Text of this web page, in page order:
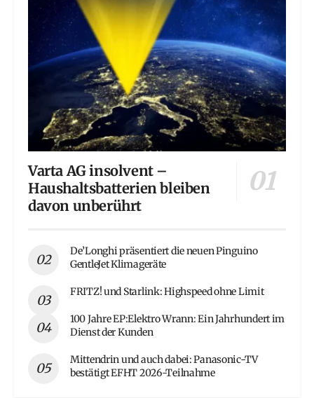
Varta AG insolvent –
Haushaltsbatterien bleiben
davon unberührt
De’Longhi präsentiert die neuen Pinguino
GentleJet Klimageräte
FRITZ! und Starlink: Highspeed ohne Limit
100 Jahre EP:Elektro Wrann: Ein Jahrhundert im
Dienst der Kunden
Mittendrin und auch dabei: Panasonic-TV
bestätigt EFHT 2026-Teilnahme